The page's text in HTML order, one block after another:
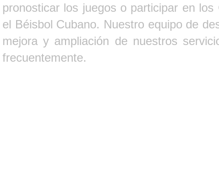
pronosticar los juegos o participar en
el Béisbol Cubano. Nuestro equipo de
mejora y ampliación de nuestros
frecuentemente.